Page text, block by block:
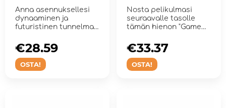
Anna asennuksellesi
dynaaminen ja
futuristinen tunnelma
OSTA!
€28.59
Nosta pelikulmasi
seuraavalle tasolle
tämän hienon "Game
OSTA!
€33.37